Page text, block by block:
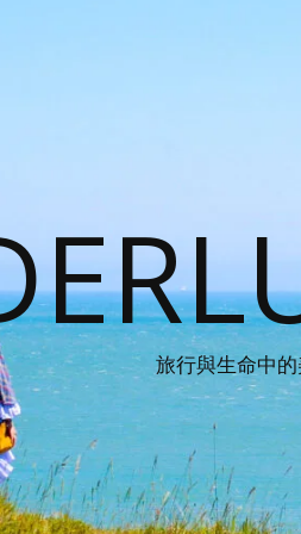
旅行與生命中